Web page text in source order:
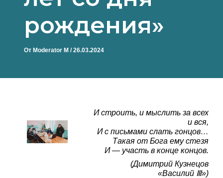
рождения»
От Moderator M /26.03.2024
И строить, и мыслить за всех
и вся,
И с письмами слать гонцов…
Такая от Бога ему стезя
И — участь в конце концов.
(Димитрий Кузнецов
«Василий Ⅲ»)